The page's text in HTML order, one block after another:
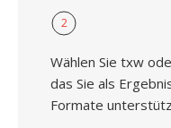
2
Wählen Sie txw
das Sie als
Formate